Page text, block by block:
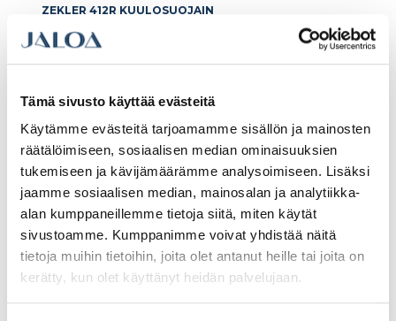
Tämä sivusto käyttää evästeitä
Käytämme evästeitä tarjoamamme sisällön ja mainosten
räätälöimiseen, sosiaalisen median ominaisuuksien
tukemiseen ja kävijämäärämme analysoimiseen. Lisäksi
jaamme sosiaalisen median, mainosalan ja analytiikka-
alan kumppaneillemme tietoja siitä, miten käytät
sivustoamme. Kumppanimme voivat yhdistää näitä
tietoja muihin tietoihin, joita olet antanut heille tai joita on
kerätty, kun olet käyttänyt heidän palvelujaan.
ZEKLER 412R KUULOSUOJAIN
Lisää tilauskoriin